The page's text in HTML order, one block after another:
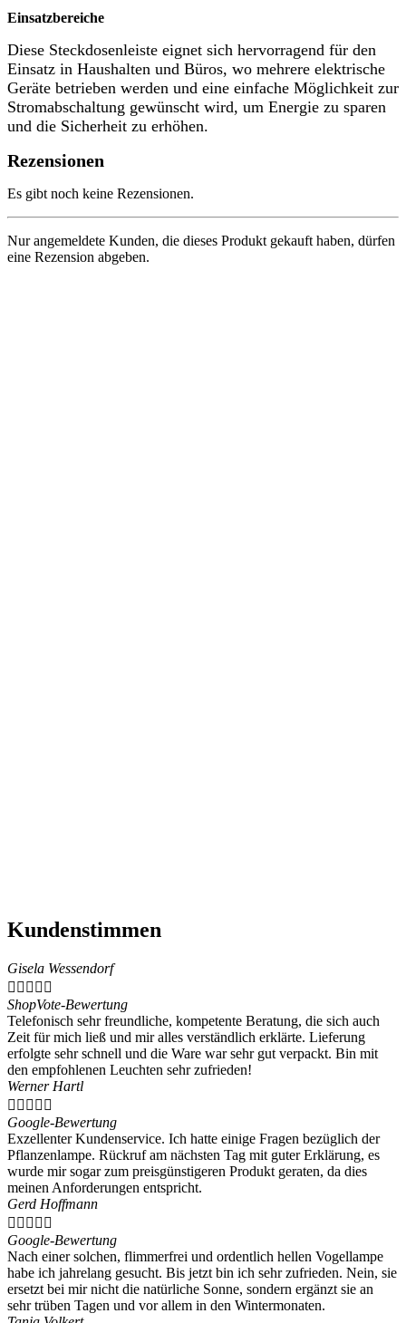
Einsatzbereiche
Diese Steckdosenleiste eignet sich hervorragend für den
Einsatz in Haushalten und Büros, wo mehrere elektrische
Geräte betrieben werden und eine einfache Möglichkeit zur
Stromabschaltung gewünscht wird, um Energie zu sparen
und die Sicherheit zu erhöhen.
Rezensionen
Es gibt noch keine Rezensionen.
Nur angemeldete Kunden, die dieses Produkt gekauft haben, dürfen
eine Rezension abgeben.
Kundenstimmen
Gisela Wessendorf
    
ShopVote-Bewertung
Telefonisch sehr freundliche, kompetente Beratung, die sich auch
Zeit für mich ließ und mir alles verständlich erklärte. Lieferung
erfolgte sehr schnell und die Ware war sehr gut verpackt. Bin mit
den empfohlenen Leuchten sehr zufrieden!
Werner Hartl
    
Google-Bewertung
Exzellenter Kundenservice. Ich hatte einige Fragen bezüglich der
Pflanzenlampe. Rückruf am nächsten Tag mit guter Erklärung, es
wurde mir sogar zum preisgünstigeren Produkt geraten, da dies
meinen Anforderungen entspricht.
Gerd Hoffmann
    
Google-Bewertung
Nach einer solchen, flimmerfrei und ordentlich hellen Vogellampe
habe ich jahrelang gesucht. Bis jetzt bin ich sehr zufrieden. Nein, sie
ersetzt bei mir nicht die natürliche Sonne, sondern ergänzt sie an
sehr trüben Tagen und vor allem in den Wintermonaten.